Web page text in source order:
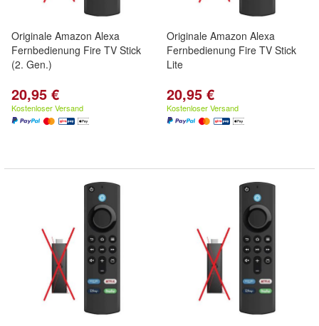
Originale Amazon Alexa
Fernbedienung Fire TV Stick
(2. Gen.)
20,95 €
Kostenloser Versand
Originale Amazon Alexa
Fernbedienung Fire TV Stick
Lite
20,95 €
Kostenloser Versand